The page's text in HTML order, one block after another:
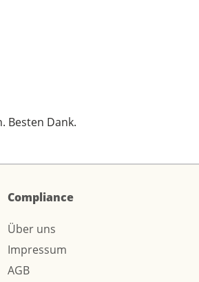
Besten Dank.
Compliance
Über uns
Impressum
AGB